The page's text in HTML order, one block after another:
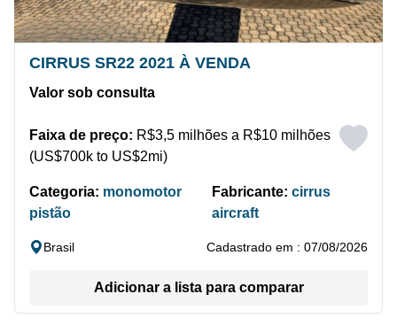
CIRRUS SR22 2021 À VENDA
Valor sob consulta
Faixa de preço: R$3,5 milhões a R$10 milhões
(US$700k to US$2mi)
Categoria: monomotor
pistão
Fabricante: cirrus
aircraft
Brasil Cadastrado em : 07/08/2026
Adicionar a lista para comparar